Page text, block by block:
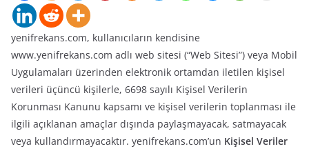
yenifrekans.com, kullanıcıların kendisine
www.yenifrekans.com adlı web sitesi (“Web Sitesi”) veya Mobil
Uygulamaları üzerinden elektronik ortamdan iletilen kişisel
verileri üçüncü kişilerle, 6698 sayılı Kişisel Verilerin
Korunması Kanunu kapsamı ve kişisel verilerin toplanması ile
ilgili açıklanan amaçlar dışında paylaşmayacak, satmayacak
veya kullandırmayacaktır. yenifrekans.com’un Kişisel Veriler